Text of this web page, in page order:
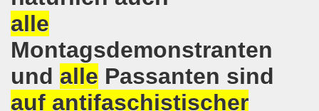
alle
Montagsdemonstranten
und alle Passanten sind
auf antifaschistischer
Bewegung am 09.09.2019 erklärt Dietrich Keil aus
am 09.09.2019 in Gelsenkirchen
findet am 03.10.2019 in Erfurt statt!